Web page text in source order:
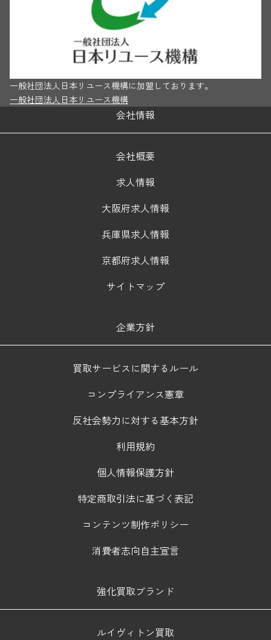
一般社団法人日本リユース機構に加盟しております。
一般社団法人日本リユース機構
会社情報
会社概要
求人情報
大阪府求人情報
兵庫県求人情報
京都府求人情報
サイトマップ
企業方針
買取サービスに関するルール
コンプライアンス憲章
反社会勢力に対する基本方針
利用規約
個人情報保護方針
特定商取引法に基づく表記
コンテンツ制作ポリシー
消費者志向自主宣言
強化買取ブランド
ルイヴィトン買取